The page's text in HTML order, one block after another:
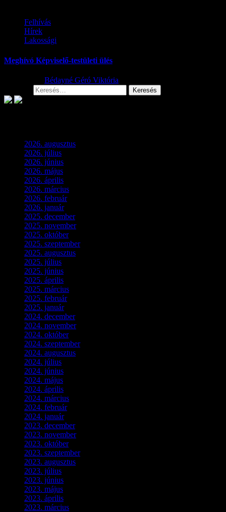
Felhívás
Hírek
Lakossági
Meghívó Képviselő-testületi ülés
Bédayné Géró Viktória
2026. augusztus
2026. július
2026. június
2026. május
2026. április
2026. március
2026. február(4)
2026. január(2)
2025. december(4)
2025. november(3)
2025. október(3)
2025. szeptember(5)
2025. augusztus
2025. július
2025. június
2025. április
2025. március
2025. február(7)
2025. január(3)
2024. december(3)
2024. november(7)
2024. október(6)
2024. szeptember(4)
2024. augusztus
2024. július
2024. június
2024. május
2024. április
2024. március
2024. február(9)
2024. január(3)
2023. december(1)
2023. november(1)
2023. október(5)
2023. szeptember(3)
2023. augusztus
2023. július
2023. június
2023. május
2023. április
2023. március